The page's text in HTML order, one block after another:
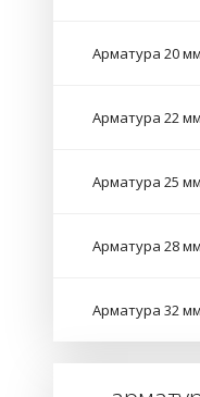
Арматура 20 мм
Арматура 22 мм
Арматура 25 мм
Арматура 28 мм
Арматура 32 мм